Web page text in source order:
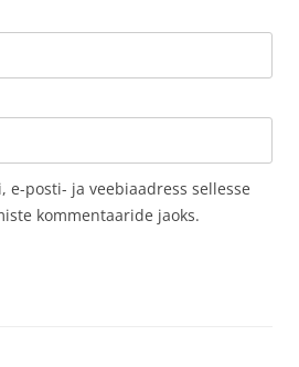
e-posti- ja veebiaadress sellesse
kommentaaride jaoks.